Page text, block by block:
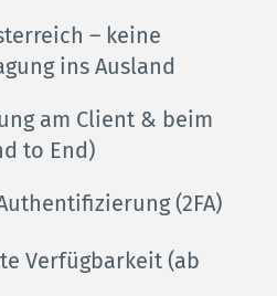
– keine
ins Ausland
am Client & beim
to End)
(2FA)
Verfügbarkeit (ab